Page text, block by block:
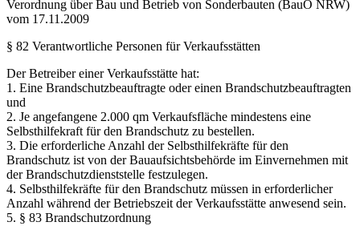
Verordnung über Bau und Betrieb von Sonderbauten (BauO NRW)
vom 17.11.2009
§ 82 Verantwortliche Personen für Verkaufsstätten
Der Betreiber einer Verkaufsstätte hat:
1. Eine Brandschutzbeauftragte oder einen Brandschutzbeauftragten
und
2. Je angefangene 2.000 qm Verkaufsfläche mindestens eine
Selbsthilfekraft für den Brandschutz zu bestellen.
3. Die erforderliche Anzahl der Selbsthilfekräfte für den
Brandschutz ist von der Bauaufsichtsbehörde im Einvernehmen mit
der Brandschutzdienststelle festzulegen.
4. Selbsthilfekräfte für den Brandschutz müssen in erforderlicher
Anzahl während der Betriebszeit der Verkaufsstätte anwesend sein.
5. § 83 Brandschutzordnung